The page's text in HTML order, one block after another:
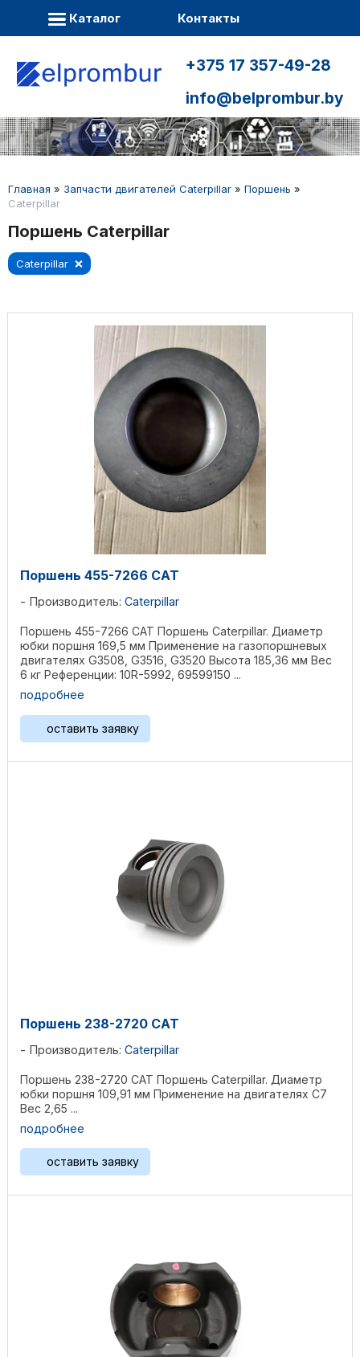
Каталог Контакты
+375 17 357-49-28
info@belprombur.by
Главная » Запчасти двигателей Caterpillar » Поршень »
Caterpillar
Поршень Caterpillar
Caterpillar
Поршень 455-7266 CAT
Производитель: Caterpillar
Поршень 455-7266 CAT Поршень Caterpillar. Диаметр
юбки поршня 169,5 мм Применение на газопоршневых
двигателях G3508, G3516, G3520 Высота 185,36 мм Вес
6 кг Референции: 10R-5992, 69599150 ...
подробнее
оставить заявку
Поршень 238-2720 CAT
Производитель: Caterpillar
Поршень 238-2720 CAT Поршень Caterpillar. Диаметр
юбки поршня 109,91 мм Применение на двигателях C7
Вес 2,65 ...
подробнее
оставить заявку